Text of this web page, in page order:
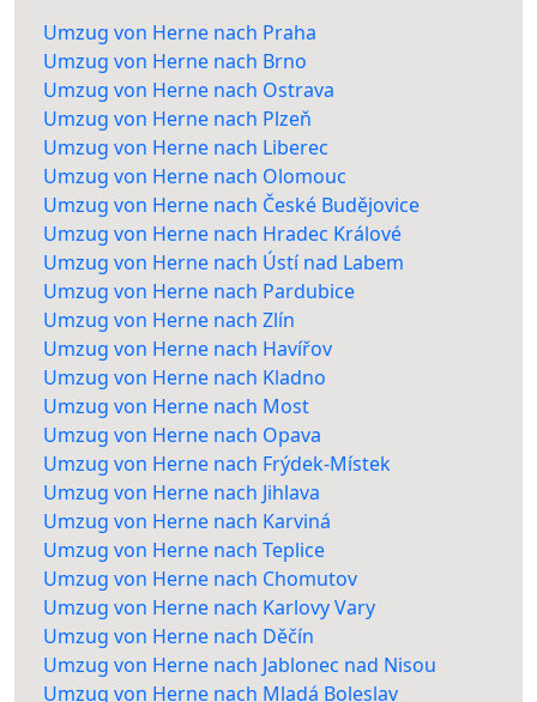
Umzug von Herne nach Praha
Umzug von Herne nach Brno
Umzug von Herne nach Ostrava
Umzug von Herne nach Plzeň
Umzug von Herne nach Liberec
Umzug von Herne nach Olomouc
Umzug von Herne nach České Budějovice
Umzug von Herne nach Hradec Králové
Umzug von Herne nach Ústí nad Labem
Umzug von Herne nach Pardubice
Umzug von Herne nach Zlín
Umzug von Herne nach Havířov
Umzug von Herne nach Kladno
Umzug von Herne nach Most
Umzug von Herne nach Opava
Umzug von Herne nach Frýdek-Místek
Umzug von Herne nach Jihlava
Umzug von Herne nach Karviná
Umzug von Herne nach Teplice
Umzug von Herne nach Chomutov
Umzug von Herne nach Karlovy Vary
Umzug von Herne nach Děčín
Umzug von Herne nach Jablonec nad Nisou
Umzug von Herne nach Mladá Boleslav